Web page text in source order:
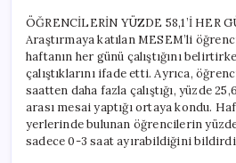
ÖĞRENCİLERİN YÜZDE 58,1’İ HER
Araştırmaya katılan MESEM’li
haftanın her günü çalıştığını
çalıştıklarını ifade etti. Ayrıca,
saatten daha fazla çalıştığı, yüzde
arası mesai yaptığı ortaya kondu.
yerlerinde bulunan öğrencilerin
sadece 0-3 saat ayırabildiğini